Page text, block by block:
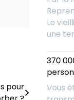
pour
Le
une
370
Vous